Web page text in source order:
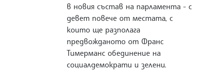
в новия състав на парламента - с
девет повече от местата, с
които ще разполага
предвожданото от Франс
Тимерманс обединение на
социалдемократи и зелени.